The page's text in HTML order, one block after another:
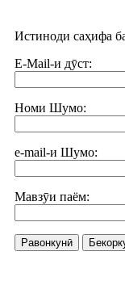
Истиноди саҳифа
E-Mail-и дӯст:
Номи Шумо:
e-mail-и Шумо:
Мавзӯи паём:
Равонкунӣ